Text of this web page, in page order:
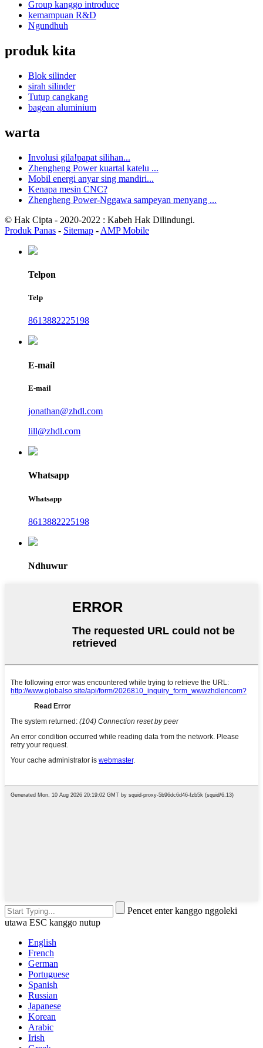
Group kanggo introduce
kemampuan R&D
Ngundhuh
produk kita
Blok silinder
sirah silinder
Tutup cangkang
bagean aluminium
warta
Involusi gila!papat silihan...
Zhengheng Power kuartal katelu ...
Mobil energi anyar sing mandiri...
Kenapa mesin CNC?
Zhengheng Power-Nggawa sampeyan menyang ...
© Hak Cipta - 2020-2022 : Kabeh Hak Dilindungi.
Produk Panas - Sitemap - AMP Mobile
Telpon
Telp
8613882225198
E-mail
E-mail
jonathan@zhdl.com
lill@zhdl.com
Whatsapp
Whatsapp
8613882225198
Ndhuwur
Pencet enter kanggo nggoleki
utawa ESC kanggo nutup
English
French
German
Portuguese
Spanish
Russian
Japanese
Korean
Arabic
Irish